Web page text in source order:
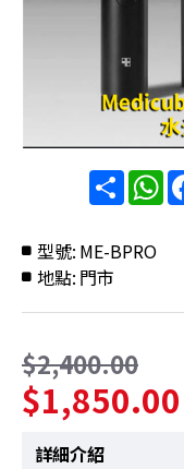
分
享
型號: ME-BPRO
地點: 門市
$1,850.00
$2,400.00
詳細介紹